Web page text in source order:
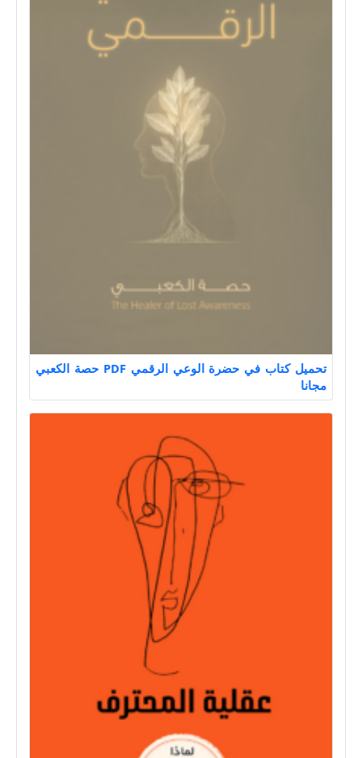
تحميل كتاب في حضرة الوعي الرقمي PDF حصة الكعبي
مجانا